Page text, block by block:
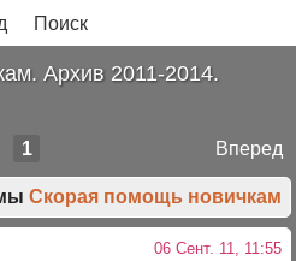
Поиск
Архив 2011-2014.
Вперед
1
Скорая помощь новичкам
06 Сент. 11, 11:55